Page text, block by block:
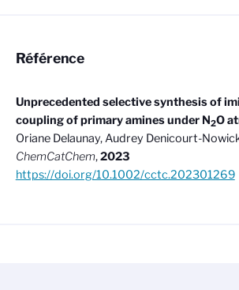
Référence
Unprecedented selective synthesis of
coupling of primary amines under N2O
Oriane Delaunay, Audrey Denicourt-
ChemCatChem,2023
https://doi.org/10.1002/cctc.202301269